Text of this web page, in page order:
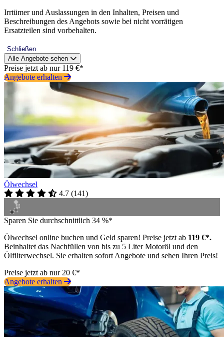
Irrtümer und Auslassungen in den Inhalten, Preisen und
Beschreibungen des Angebots sowie bei nicht vorrätigen
Ersatzteilen sind vorbehalten.
Schließen
Alle Angebote sehen
Preise jetzt ab nur 119 €*
Angebote erhalten
Ölwechsel
4.7 (141)
Sparen Sie durchschnittlich 34 %*
Ölwechsel online buchen und Geld sparen! Preise jetzt ab 119 €*.
Beinhaltet das Nachfüllen von bis zu 5 Liter Motoröl und den
Ölfilterwechsel. Sie erhalten sofort Angebote und sehen Ihren Preis!
Preise jetzt ab nur 20 €*
Angebote erhalten